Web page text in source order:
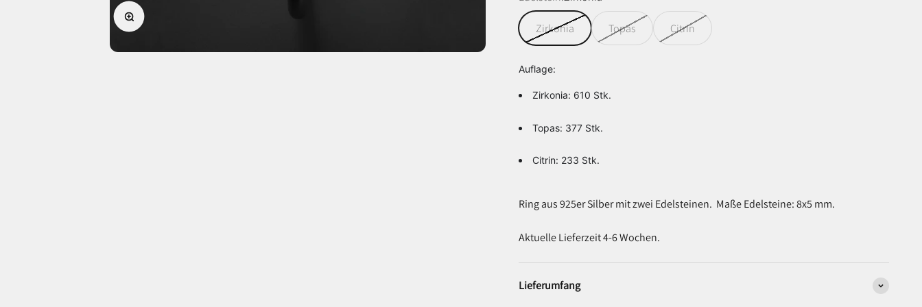
Bild vergrößern
Zirkonia Topas Citrin
Auflage:
Zirkonia: 610 Stk.
Topas: 377 Stk.
Citrin: 233 Stk.
Ring aus 925er Silber mit zwei Edelsteinen. Maße Edelsteine: 8x5 mm.
Aktuelle Lieferzeit 4-6 Wochen.
Lieferumfang